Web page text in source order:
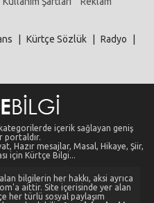
Kürtçe Sözlük Radyo
içerik sağlayan geniş
portaldır.
Hazır mesajlar, Masal, Hikaye, Şiir,
için Kürtçe Bilgi...
bilgilerin her hakkı, aksi ayrıca
aittir. Site içerisinde yer alan
her türlü sosyal paylaşım